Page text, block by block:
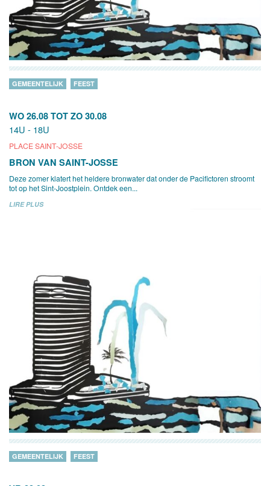
WO 26.08 TOT ZO 30.08
14U - 18U
PLACE SAINT-JOSSE
GEMEENTELIJK FEEST
BRON VAN SAINT-JOSSE
Deze zomer klatert het heldere bronwater dat onder de Pacifictoren stroomt
tot op het Sint-Joostplein. Ontdek een...
LIRE PLUS
GEMEENTELIJK FEEST